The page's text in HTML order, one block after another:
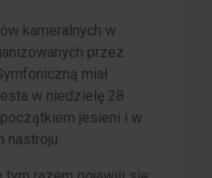
kameralnych w
przez
miał
w niedzielę 28
jesieni i w
nastroju.